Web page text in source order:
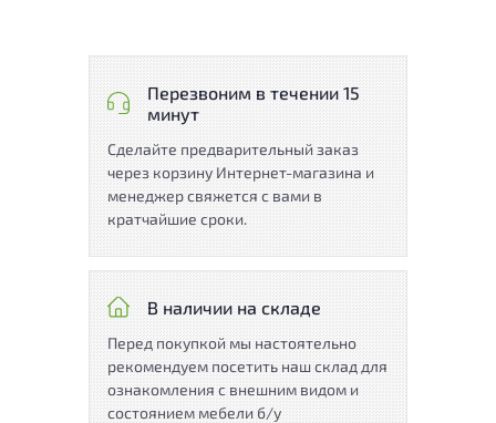
Перезвоним в течении 15
минут
Сделайте предварительный заказ
через корзину Интернет-магазина и
менеджер свяжется с вами в
кратчайшие сроки.
В наличии на складе
Перед покупкой мы настоятельно
рекомендуем посетить наш склад для
ознакомления с внешним видом и
состоянием мебели б/у